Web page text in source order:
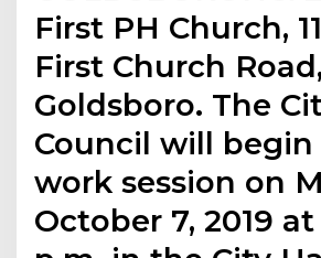
First PH Church,
First Church Road,
Goldsboro. The
Council will
work session on
October 7, 2019